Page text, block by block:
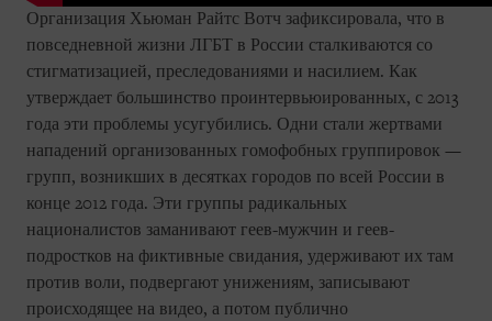
Организация Хьюман Райтс Вотч зафиксировала, что в
повседневной жизни ЛГБТ в России сталкиваются со
стигматизацией, преследованиями и насилием. Как
утверждает большинство проинтервьюированных, с 2013
года эти проблемы усугубились. Одни стали жертвами
нападений организованных гомофобных группировок —
групп, возникших в десятках городов по всей России в
конце 2012 года. Эти группы радикальных
националистов заманивают геев-мужчин и геев-
подростков на фиктивные свидания, удерживают их там
против воли, подвергают унижениям, записывают
происходящее на видео, а потом публично